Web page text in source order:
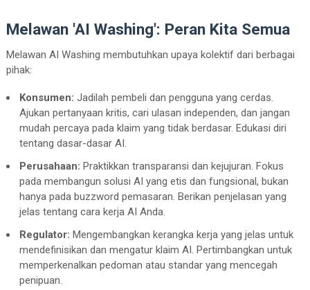
Melawan 'AI Washing': Peran Kita Semua
Melawan AI Washing membutuhkan upaya kolektif dari berbagai
pihak:
Konsumen: Jadilah pembeli dan pengguna yang cerdas.
Ajukan pertanyaan kritis, cari ulasan independen, dan jangan
mudah percaya pada klaim yang tidak berdasar. Edukasi diri
tentang dasar-dasar AI.
Perusahaan: Praktikkan transparansi dan kejujuran. Fokus
pada membangun solusi AI yang etis dan fungsional, bukan
hanya pada buzzword pemasaran. Berikan penjelasan yang
jelas tentang cara kerja AI Anda.
Regulator: Mengembangkan kerangka kerja yang jelas untuk
mendefinisikan dan mengatur klaim AI. Pertimbangkan untuk
memperkenalkan pedoman atau standar yang mencegah
penipuan.